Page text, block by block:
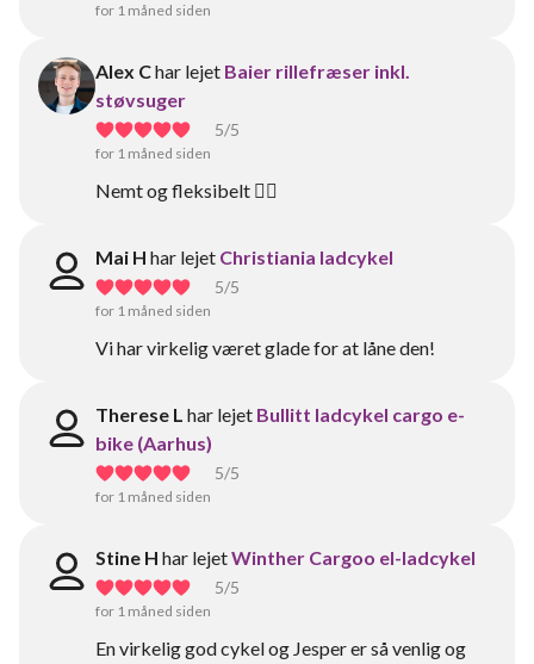
for 1 måned siden
Alex Char lejet Baier rillefræser inkl.
støvsuger
5/5
for 1 måned siden
Nemt og fleksibelt 👍🏻
Mai H har lejet Christiania ladcykel
5/5
for 1 måned siden
Vi har virkelig været glade for at låne den!
Therese L har lejet Bullitt ladcykel cargo e-
bike (Aarhus)
5/5
for 1 måned siden
Stine H har lejetWinther Cargoo el-ladcykel
5/5
for 1 måned siden
En virkelig god cykel og Jesper er så venlig og